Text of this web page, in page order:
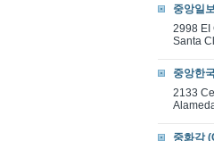
중앙일
2998 EI
Santa
중앙한
2133
중화각